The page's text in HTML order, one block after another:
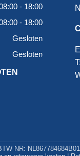
- 18:00
- 18:00
Gesloten
Gesloten
NR: